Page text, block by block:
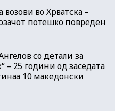
возови во Хрватска –
потешко повреден
со детали за
– 25 години од заседата
10 македонски